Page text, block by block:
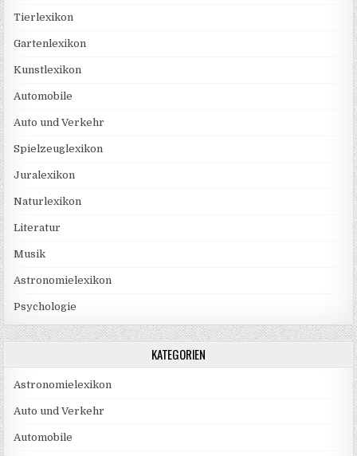
Tierlexikon
Gartenlexikon
Kunstlexikon
Automobile
Auto und Verkehr
Spielzeuglexikon
Juralexikon
Naturlexikon
Literatur
Musik
Astronomielexikon
Psychologie
KATEGORIEN
Astronomielexikon
Auto und Verkehr
Automobile